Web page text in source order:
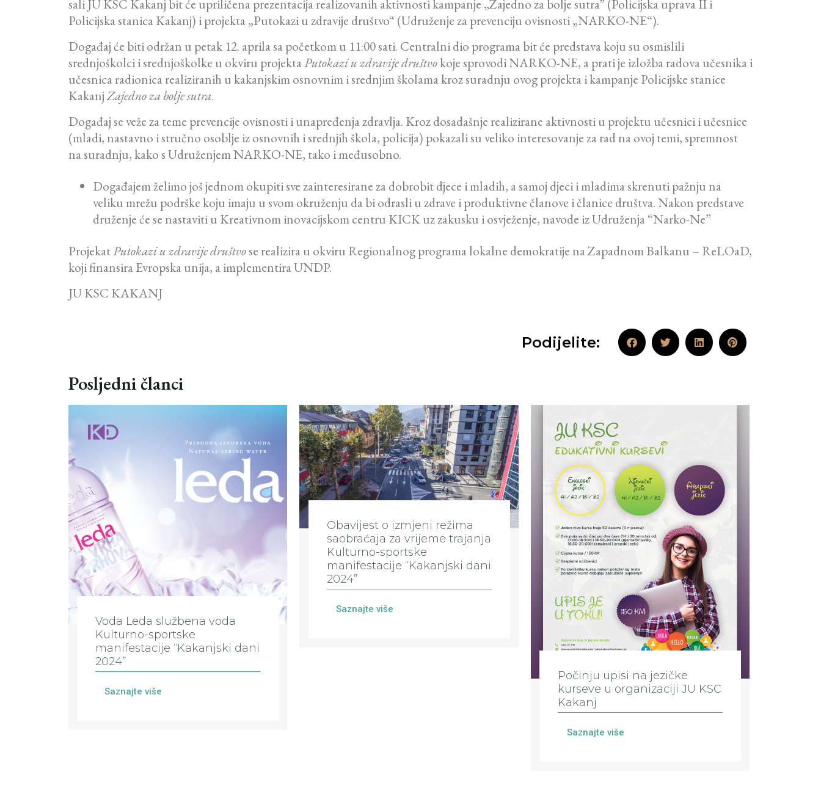
sali JU KSC Kakanj bit će upriličena prezentacija realizovanih aktivnosti kampanje „Zajedno za bolje sutra” (Policijska uprava II i
Policijska stanica Kakanj) i projekta „Putokazi u zdravije društvo“ (Udruženje za prevenciju ovisnosti „NARKO-NE“).
Događaj će biti održan u petak 12. aprila sa početkom u 11:00 sati. Centralni dio programa bit će predstava koju su osmislili
srednjoškolci i srednjoškolke u okviru projektaPutokazi u zdravije društvokoje sprovodi NARKO-NE, a prati je izložba radova učesnika i
učesnica radionica realiziranih u kakanjskim osnovnim i srednjim školama kroz suradnju ovog projekta i kampanje Policijske stanice
KakanjZajedno za bolje sutra.
Događaj se veže za teme prevencije ovisnosti i unapređenja zdravlja. Kroz dosadašnje realizirane aktivnosti u projektu učesnici i učesnice
(mladi, nastavno i stručno osoblje iz osnovnih i srednjih škola, policija) pokazali su veliko interesovanje za rad na ovoj temi, spremnost
na suradnju, kako s Udruženjem NARKO-NE, tako i međusobno.
Događajem želimo još jednom okupiti sve zainteresirane za dobrobit djece i mladih, a samoj djeci i mladima skrenuti pažnju na
veliku mrežu podrške koju imaju u svom okruženju da bi odrasli u zdrave i produktivne članove i članice društva. Nakon predstave
druženje će se nastaviti u Kreativnom inovacijskom centru KICK uz zakusku i osvježenje, navode iz Udruženja “Narko-Ne”
ProjekatPutokazi u zdravije društvose realizira u okviru Regionalnog programa lokalne demokratije na Zapadnom Balkanu – ReLOaD,
koji finansira Evropska unija, a implementira UNDP.
JU KSC KAKANJ
Podijelite:
Posljedni članci
Voda Leda službena voda
Kulturno-sportske
manifestacije “Kakanjski dani
2024”
Saznajte više
Obavijest o izmjeni režima
saobraćaja za vrijeme trajanja
Kulturno-sportske
manifestacije “Kakanjski dani
2024”
Saznajte više
Počinju upisi na jezičke
kurseve u organizaciji JU KSC
Kakanj
Saznajte više